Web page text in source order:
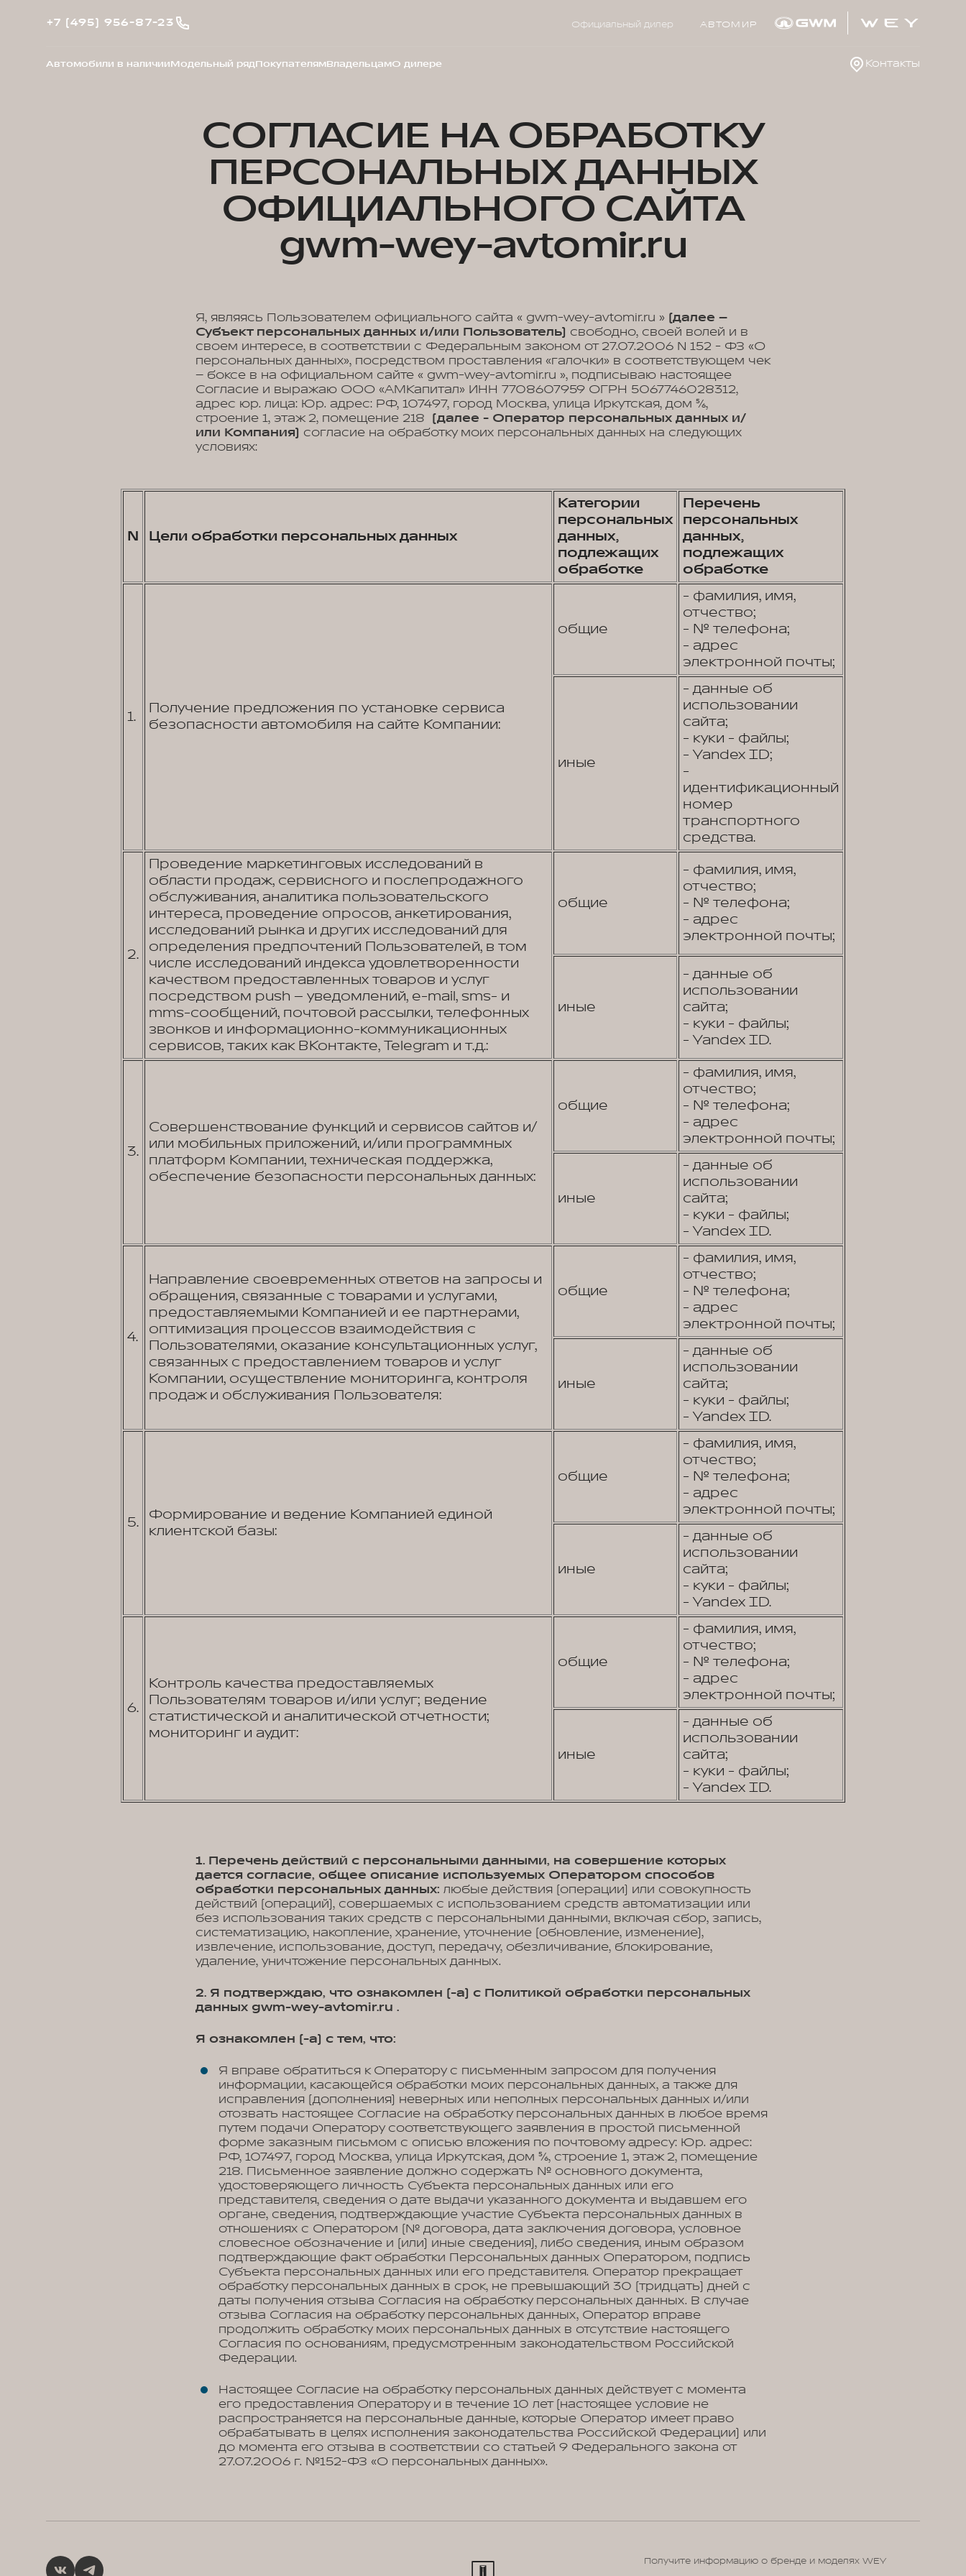
Официальный дилер АВТОМИР
Контакты
+7 (495) 956-87-23
Автомобили в наличииМодельный рядПокупателямВладельцамО дилере
СОГЛАСИЕ НА ОБРАБОТКУ
ПЕРСОНАЛЬНЫХ ДАННЫХ
ОФИЦИАЛЬНОГО САЙТА
gwm-wey-avtomir.ru
Я, являясь Пользователем официального сайта « gwm-wey-avtomir.ru » (далее –
Субъект персональных данных и/или Пользователь) свободно, своей волей и в
своем интересе, в соответствии с Федеральным законом от 27.07.2006 N 152 - ФЗ «О
персональных данных», посредством проставления «галочки» в соответствующем чек
– боксе в на официальном сайте « gwm-wey-avtomir.ru », подписываю настоящее
Согласие и выражаю ООО «АМКапитал» ИНН 7708607959 ОГРН 5067746028312,
адрес юр. лица: Юр. адрес: РФ, 107497, город Москва, улица Иркутская, дом 5/6,
строение 1, этаж 2, помещение 218 (далее - Оператор персональных данных и/
или Компания) согласие на обработку моих персональных данных на следующих
условиях:
N Цели обработки персональных данных
Категории
персональных
данных,
подлежащих
обработке
Перечень
персональных
данных,
подлежащих
обработке
1.
Получение предложения по установке сервиса
безопасности автомобиля на сайте Компании:
общие
- фамилия, имя,
отчество;
- № телефона;
- адрес
электронной почты;
иные
- данные об
использовании
сайта;
- куки - файлы;
- Yandex ID;
-
идентификационный
номер
транспортного
средства.
2.
Проведение маркетинговых исследований в
области продаж, сервисного и послепродажного
обслуживания, аналитика пользовательского
интереса, проведение опросов, анкетирования,
исследований рынка и других исследований для
определения предпочтений Пользователей, в том
числе исследований индекса удовлетворенности
качеством предоставленных товаров и услуг
посредством push – уведомлений, e-mail, sms- и
mms-сообщений, почтовой рассылки, телефонных
звонков и информационно-коммуникационных
сервисов, таких как ВКонтакте, Telegram и т.д.:
общие
- фамилия, имя,
отчество;
- № телефона;
- адрес
электронной почты;
иные
- данные об
использовании
сайта;
- куки - файлы;
- Yandex ID.
3.
Совершенствование функций и сервисов сайтов и/
или мобильных приложений, и/или программных
платформ Компании, техническая поддержка,
обеспечение безопасности персональных данных:
общие
- фамилия, имя,
отчество;
- № телефона;
- адрес
электронной почты;
иные
- данные об
использовании
сайта;
- куки - файлы;
- Yandex ID.
4.
Направление своевременных ответов на запросы и
обращения, связанные с товарами и услугами,
предоставляемыми Компанией и ее партнерами,
оптимизация процессов взаимодействия с
Пользователями, оказание консультационных услуг,
связанных с предоставлением товаров и услуг
Компании, осуществление мониторинга, контроля
продаж и обслуживания Пользователя:
общие
- фамилия, имя,
отчество;
- № телефона;
- адрес
электронной почты;
иные
- данные об
использовании
сайта;
- куки - файлы;
- Yandex ID.
5.
Формирование и ведение Компанией единой
клиентской базы:
общие
- фамилия, имя,
отчество;
- № телефона;
- адрес
электронной почты;
иные
- данные об
использовании
сайта;
- куки - файлы;
- Yandex ID.
6.
Контроль качества предоставляемых
Пользователям товаров и/или услуг; ведение
статистической и аналитической отчетности;
мониторинг и аудит:
общие
- фамилия, имя,
отчество;
- № телефона;
- адрес
электронной почты;
иные
- данные об
использовании
сайта;
- куки - файлы;
- Yandex ID.
1. Перечень действий с персональными данными, на совершение которых
дается согласие, общее описание используемых Оператором способов
обработки персональных данных: любые действия (операции) или совокупность
действий (операций), совершаемых с использованием средств автоматизации или
без использования таких средств с персональными данными, включая сбор, запись,
систематизацию, накопление, хранение, уточнение (обновление, изменение),
извлечение, использование, доступ, передачу, обезличивание, блокирование,
удаление, уничтожение персональных данных.
2. Я подтверждаю, что ознакомлен (-а) с Политикой обработки персональных
данных gwm-wey-avtomir.ru .
Я ознакомлен (-а) с тем, что:
Я вправе обратиться к Оператору с письменным запросом для получения
информации, касающейся обработки моих персональных данных, а также для
исправления (дополнения) неверных или неполных персональных данных и/или
отозвать настоящее Согласие на обработку персональных данных в любое время
путем подачи Оператору соответствующего заявления в простой письменной
форме заказным письмом с описью вложения по почтовому адресу: Юр. адрес:
РФ, 107497, город Москва, улица Иркутская, дом 5/6, строение 1, этаж 2, помещение
218. Письменное заявление должно содержать № основного документа,
удостоверяющего личность Субъекта персональных данных или его
представителя, сведения о дате выдачи указанного документа и выдавшем его
органе, сведения, подтверждающие участие Субъекта персональных данных в
отношениях с Оператором (№ договора, дата заключения договора, условное
словесное обозначение и (или) иные сведения), либо сведения, иным образом
подтверждающие факт обработки Персональных данных Оператором, подпись
Субъекта персональных данных или его представителя. Оператор прекращает
обработку персональных данных в срок, не превышающий 30 (тридцать) дней с
даты получения отзыва Согласия на обработку персональных данных. В случае
отзыва Согласия на обработку персональных данных, Оператор вправе
продолжить обработку моих персональных данных в отсутствие настоящего
Согласия по основаниям, предусмотренным законодательством Российской
Федерации.
Настоящее Согласие на обработку персональных данных действует с момента
его предоставления Оператору и в течение 10 лет (настоящее условие не
распространяется на персональные данные, которые Оператор имеет право
обрабатывать в целях исполнения законодательства Российской Федерации) или
до момента его отзыва в соответствии со статьей 9 Федерального закона от
27.07.2006 г. №152-ФЗ «О персональных данных».
Получите информацию о бренде и моделях WEY